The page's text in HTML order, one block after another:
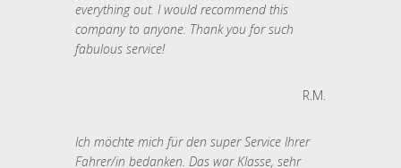
everything out. I would recommend this
company to anyone. Thank you for such
fabulous service!
R.M.
Ich möchte mich für den super Service Ihrer
Fahrer/in bedanken. Das war Klasse, sehr